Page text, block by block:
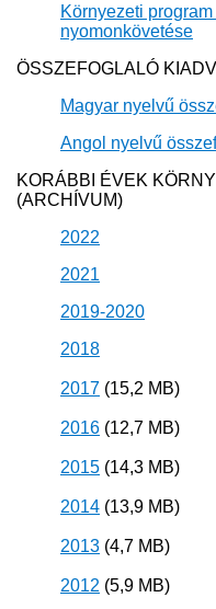
Környezeti
nyomonkövetése
ÖSSZEFOGLALÓ
Magyar nyelvű
Angol nyelvű
KORÁBBI ÉVEK
(ARCHÍVUM)
2022​
2021​
2019-2​020
20​​​​18​
2017 (15,2 MB)
2016 (12,7 MB)
2015 (14,3 MB)
2014 (13,9 MB)
2013 (4,7 MB)
2012 (5,9 MB)